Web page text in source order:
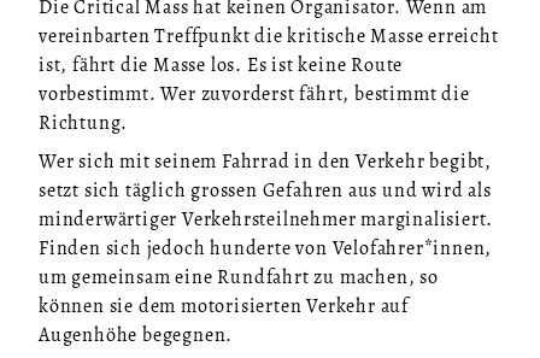
Die Critical Mass hat keinen Organisator. Wenn am
vereinbarten Treffpunkt die kritische Masse erreicht
ist, fährt die Masse los. Es ist keine Route
vorbestimmt. Wer zuvorderst fährt, bestimmt die
Richtung.
Wer sich mit seinem Fahrrad in den Verkehr begibt,
setzt sich täglich grossen Gefahren aus und wird als
minderwärtiger Verkehrsteilnehmer marginalisiert.
Finden sich jedoch hunderte von Velofahrer*innen,
um gemeinsam eine Rundfahrt zu machen, so
können sie dem motorisierten Verkehr auf
Augenhöhe begegnen.